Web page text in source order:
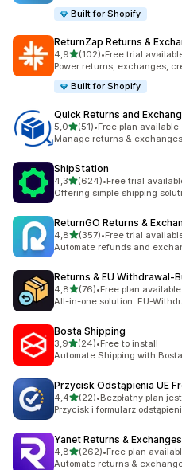
Built for Shopify
ReturnZap Returns &
4,9na 5 gwiazdek
(102)
Łączna liczba recenzji: 102
•Free trial
Power returns, exchanges,
Built for Shopify
Quick Returns and
5,0na 5 gwiazdek
(51)
Łączna liczba recenzji: 51
•Free plan available
Manage returns &
ShipStation
4,3na 5 gwiazdek
(624)
Łączna liczba recenzji: 624
•Free trial
Offering simple shipping
ReturnGO Returns &
4,8na 5 gwiazdek
(357)
Łączna liczba recenzji: 357
•Free trial
Automate refunds and
Returns & EU
4,8na 5 gwiazdek
(76)
Łączna liczba recenzji: 76
•Free plan available
All-in-one solution: EU-
Bosta Shipping
3,9na 5 gwiazdek
(24)
Łączna liczba recenzji: 24
•Free to install
Automate Shipping with
Przycisk Odstąpienia UE
4,4na 5 gwiazdek
(22)
Łączna liczba recenzji: 22
•Bezpłatny plan
Przycisk i formularz
Yanet Returns & Exchanges
4,8na 5 gwiazdek
(262)
Łączna liczba recenzji: 262
•Free plan
Automate returns &